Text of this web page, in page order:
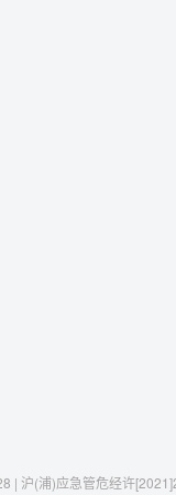
| 沪(浦)应急管危经许